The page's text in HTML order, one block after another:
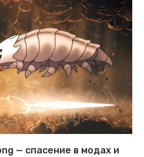
— спасение в модах и